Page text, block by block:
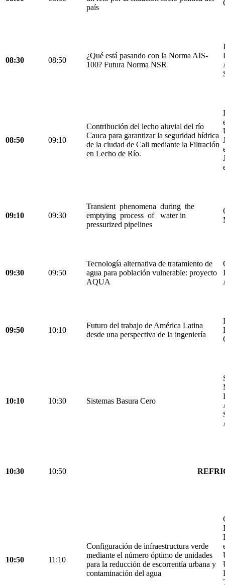
país
08:30 08:50
¿Qué está pasando con la Norma AIS-
100? Futura Norma NSR
08:50 09:10
Contribución del lecho aluvial del río
Cauca para garantizar la seguridad hídrica
de la ciudad de Cali mediante la Filtración
en Lecho de Río.
09:10 09:30
Transient phenomena during the
emptying process of water in
pressurized pipelines
09:30 09:50
Tecnología alternativa de tratamiento de
agua para población vulnerable: proyecto
AQUA
09:50 10:10
Futuro del trabajo de América Latina
desde una perspectiva de la ingeniería
10:10 10:30 Sistemas Basura Cero
10:30 10:50
10:50 11:10
Configuración de infraestructura verde
mediante el número óptimo de unidades
para la reducción de escorrentía urbana y
contaminación del agua